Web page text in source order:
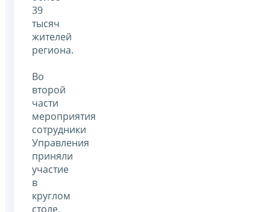
39
тысяч
жителей
региона.
Во
второй
части
мероприятия
сотрудники
Управления
приняли
участие
в
круглом
столе,